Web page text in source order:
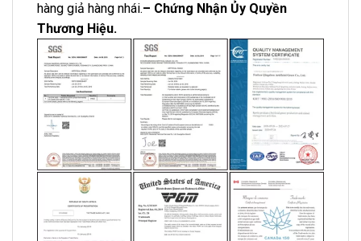
hàng giả hàng nhái.– Chứng Nhận Ủy Quyền
Thương Hiệu.